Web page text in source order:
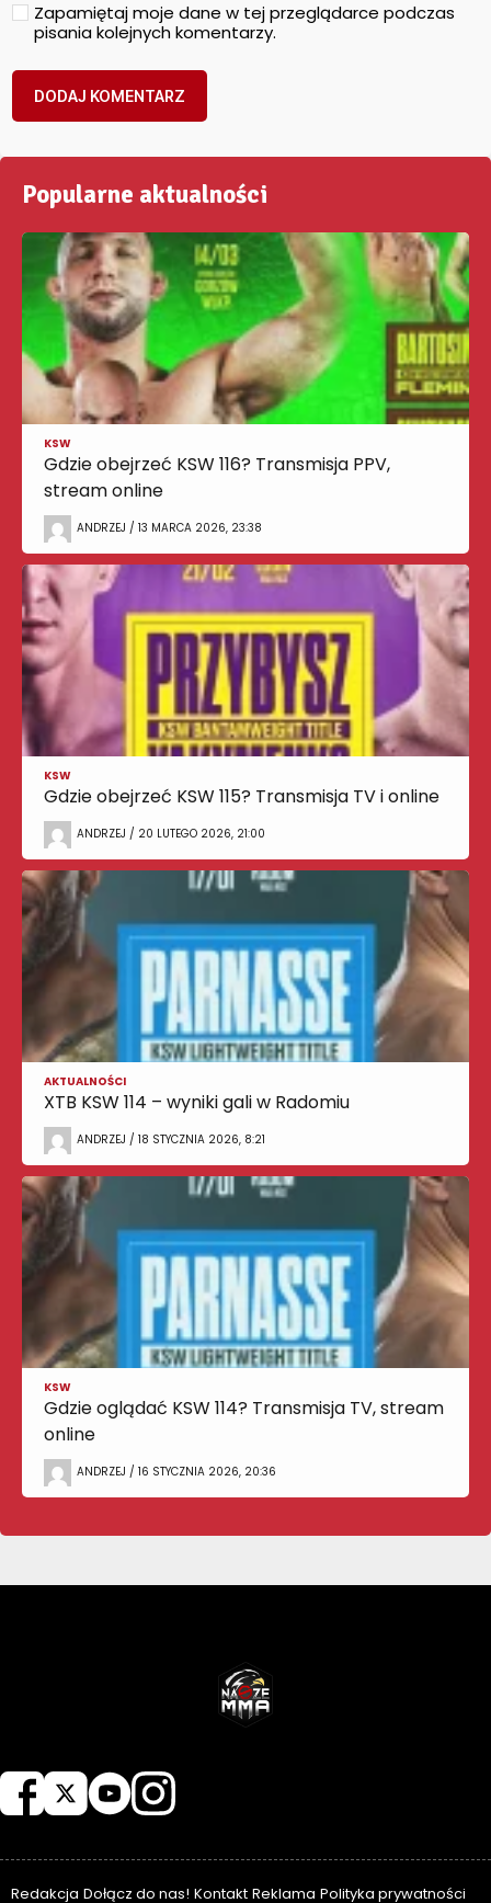
Zapamiętaj moje dane w tej przeglądarce podczas
pisania kolejnych komentarzy.
Popularne aktualności
KSW
Gdzie obejrzeć KSW 116? Transmisja PPV,
stream online
ANDRZEJ / 13 MARCA 2026, 23:38
KSW
Gdzie obejrzeć KSW 115? Transmisja TV i online
ANDRZEJ / 20 LUTEGO 2026, 21:00
AKTUALNOŚCI
XTB KSW 114 – wyniki gali w Radomiu
ANDRZEJ / 18 STYCZNIA 2026, 8:21
KSW
Gdzie oglądać KSW 114? Transmisja TV, stream
online
ANDRZEJ / 16 STYCZNIA 2026, 20:36
Redakcja Dołącz do nas! Kontakt Reklama Polityka prywatności